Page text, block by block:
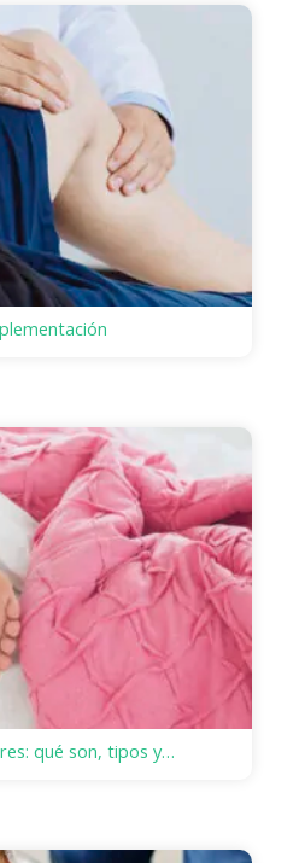
qué son, tipos y…